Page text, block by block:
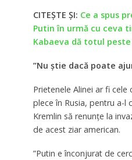
CITEȘTE ȘI: Ce a spus
Putin în urmă cu ceva
Kabaeva dă totul peste
”Nu știe dacă poate
Prietenele Alinei ar fi
plece în Rusia, pentru a-l
Kremlin să renunţe la
de acest ziar american.
”Putin e înconjurat de